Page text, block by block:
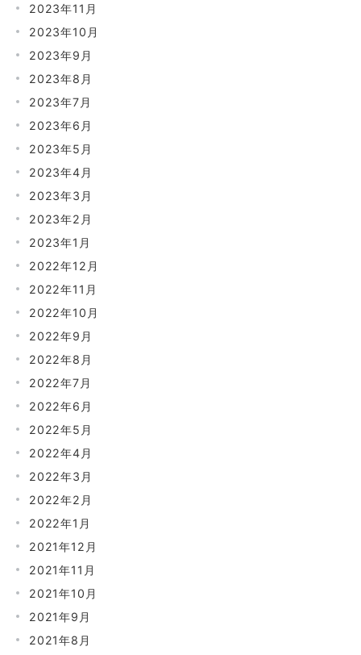
2023年11月
2023年10月
2023年9月
2023年8月
2023年7月
2023年6月
2023年5月
2023年4月
2023年3月
2023年2月
2023年1月
2022年12月
2022年11月
2022年10月
2022年9月
2022年8月
2022年7月
2022年6月
2022年5月
2022年4月
2022年3月
2022年2月
2022年1月
2021年12月
2021年11月
2021年10月
2021年9月
2021年8月